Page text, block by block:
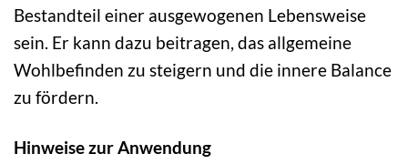
Bestandteil einer ausgewogenen Lebensweise
sein. Er kann dazu beitragen, das allgemeine
Wohlbefinden zu steigern und die innere Balance
zu fördern.
Hinweise zur Anwendung